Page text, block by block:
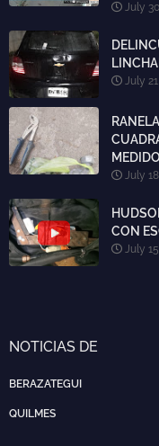
July
July
July
CON
July
NOTICIAS DE
BERAZATEGUI
QUILMES